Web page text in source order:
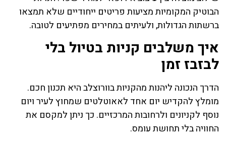
הבוטיק המקומיות מציעות פריטים ייחודיים שלא תמצאו
ברשתות הגדולות, ולעיתים במחירים מפתיעים לטובה.
איך משלבים קניות בטיול בלי
לבזבז זמן
הדרך הנכונה ליהנות מהקניות בוורוצלב היא תכנון חכם.
מומלץ להקדיש יום אחד לאאוטלטים שמחוץ לעיר ויום
נוסף לקניונים ולרחובות המרכזיים. כך ניתן למקסם את
החוויה בלי תחושת עומס.